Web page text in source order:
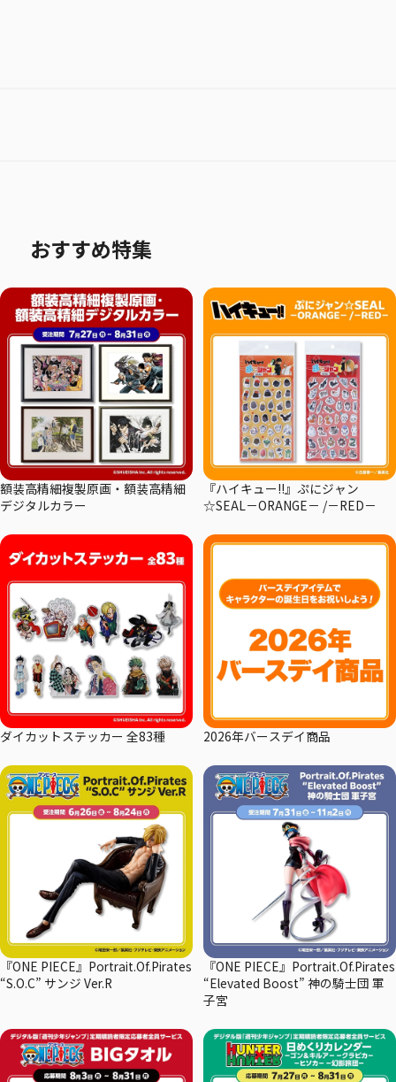
おすすめ特集
額装高精細複製原画・額装高精細
デジタルカラー
『ハイキュー!!』ぷにジャン
☆SEAL－ORANGE－ /－RED－
ダイカットステッカー 全83種 2026年バースデイ商品
『ONE PIECE』Portrait.Of.Pirates
“S.O.C” サンジ Ver.R
『ONE PIECE』Portrait.Of.Pirates
“Elevated Boost” 神の騎士団 軍
子宮